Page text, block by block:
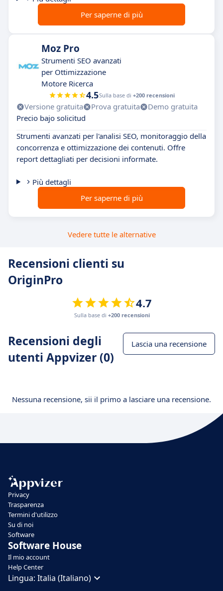
Per saperne di più
Moz Pro
Strumenti SEO avanzati
per Ottimizzazione
Motore Ricerca
4.5Sulla base di +200 recensioni
Versione gratuita Prova gratuita
Demo gratuita
Precio bajo solicitud
Strumenti avanzati per l'analisi SEO, monitoraggio della
concorrenza e ottimizzazione dei contenuti. Offre
report dettagliati per decisioni informate.
Più dettagli
Per saperne di più
Vedere tutte le alternative
Recensioni clienti su
OriginPro
4.7
Sulla base di +200 recensioni
Recensioni degli
utenti Appvizer (0)
Lascia una recensione
Nessuna recensione, sii il primo a lasciare una recensione.
Privacy
Trasparenza
Termini d'utilizzo
Su di noi
Software
Software House
Il mio account
Help Center
Lingua: Italia (Italiano)